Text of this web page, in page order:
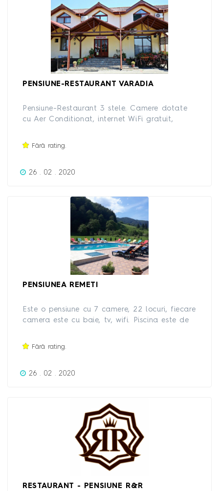
PENSIUNE-RESTAURANT VARADIA
Pensiune-Restaurant 3 stele. Camere dotate
cu Aer Conditionat, internet WiFi gratuit,
zilei de Luni pana Vineri
Fără rating.
26 . 02 . 2020
PENSIUNEA REMETI
Este o pensiune cu 7 camere, 22 locuri, fiecare
camera este cu baie, tv, wifi. Piscina este de
drag
Fără rating.
26 . 02 . 2020
RESTAURANT - PENSIUNE R&R